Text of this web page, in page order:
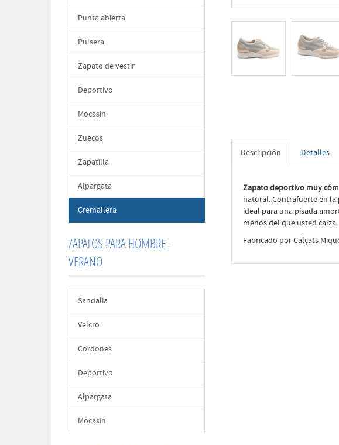
Punta abierta
Pulsera
Zapato de vestir
Deportivo
Mocasin
Zuecos
Zapatilla
Alpargata
Cremallera
ZAPATOS PARA HOMBRE -
VERANO
Sandalia
Velcro
Cordones
Deportivo
Alpargata
Mocasin
Descripción Detalles
Zapato deportivo muy
natural. Contrafuerte en
ideal para una pisada
menos del que usted calza.
Fabricado por Calçats